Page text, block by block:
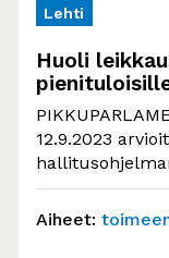
Lehti
Huoli
12.9.2023
köyhyyteen ja
kohdentuvat
Aiheet: